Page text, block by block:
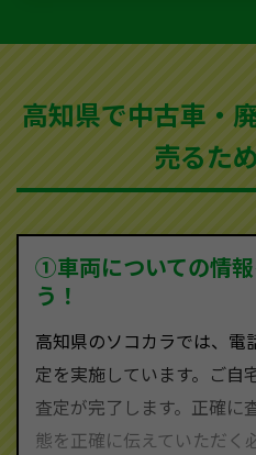
買取可能です。
ソコカラは世界１１０か国
を持ち、国内に自社物流網
を実現し、お客様に利益を
す。
590-870）までお問い合わ
査定・ご相談・見積もりは
心してお問い合わせくださ
高知県で中古車・
売るた
①車両についての情
う！
高知県のソコカラでは、電
定を実施しています。ご自
査定が完了します。正確に
態を正確に伝えていただく